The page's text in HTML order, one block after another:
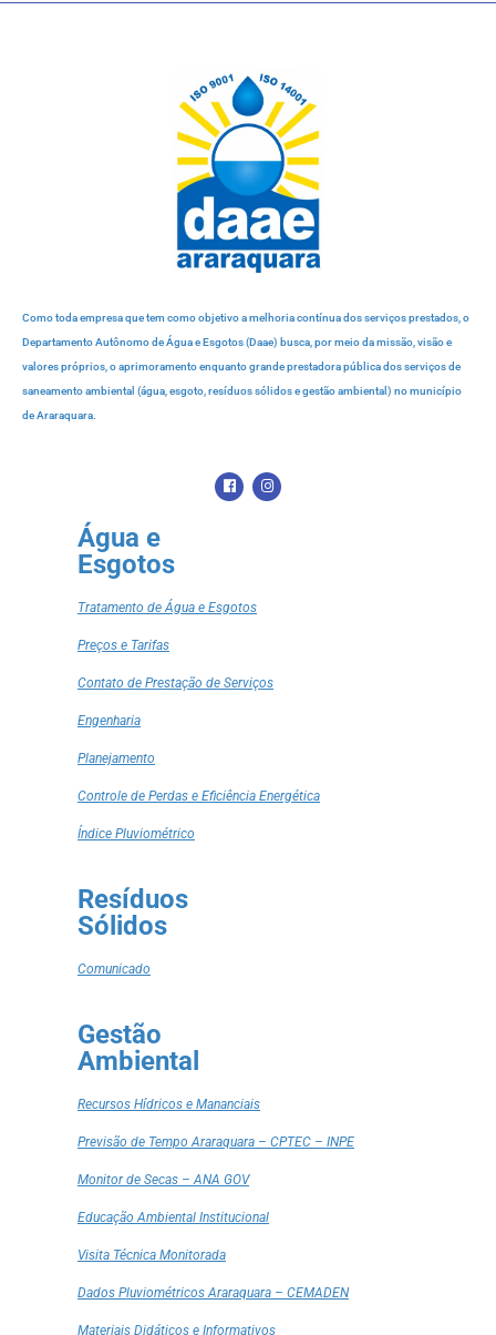
Como toda empresa que tem como objetivo a melhoria contínua dos serviços prestados, o
Departamento Autônomo de Água e Esgotos (Daae) busca, por meio da missão, visão e
valores próprios, o aprimoramento enquanto grande prestadora pública dos serviços de
saneamento ambiental (água, esgoto, resíduos sólidos e gestão ambiental) no município
de Araraquara.
Água e
Esgotos
Tratamento de Água e Esgotos
Preços e Tarifas
Contato de Prestação de Serviços
Engenharia
Planejamento
Controle de Perdas e Eficiência Energética
Índice Pluviométrico
Resíduos
Sólidos
Comunicado
Gestão
Ambiental
Recursos Hídricos e Mananciais
Previsão de Tempo Araraquara – CPTEC – INPE
Monitor de Secas – ANA GOV
Educação Ambiental Institucional
Visita Técnica Monitorada
Dados Pluviométricos Araraquara – CEMADEN
Materiais Didáticos e Informativos